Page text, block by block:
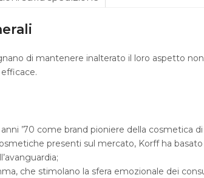
di mantenere inalterato il loro aspetto
’70 come brand pioniere della cosmetica
presenti sul mercato, Korff ha
che stimolano la sfera emozionale dei